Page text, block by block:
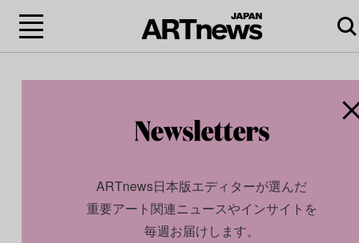
ARTnews日本版エディターが選んだ
重要アート関連ニュースやインサイトを
毎週お届けします。